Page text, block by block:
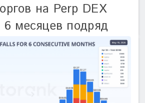
на Perp DEX
6 месяцев подряд